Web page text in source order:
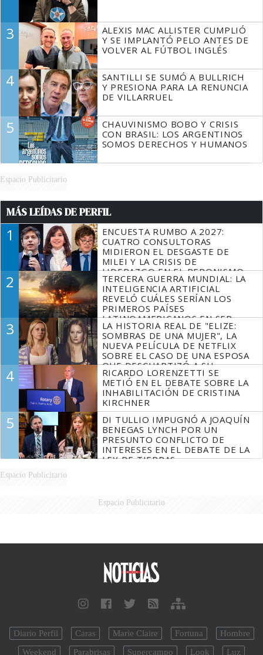
3
ALEXIS MAC ALLISTER CUMPLIÓ
Y SE IMPLANTÓ PELO ANTES DE
VOLVER AL FÚTBOL INGLÉS
4
SANTILLI SE SUMÓ A BULLRICH
Y PRESIONA PARA LA RENUNCIA
DE VILLARRUEL
5
CHAUVINISMO BOBO Y CRISIS
CON BRASIL: LOS ARGENTINOS
SOMOS DERECHOS Y HUMANOS
Espacio Publicitario
MÁS LEÍDAS DE PERFIL
1
ENCUESTA RUMBO A 2027:
CUATRO CONSULTORAS
MIDIERON EL DESGASTE DE
MILEI Y LA CRISIS DE
LIDERAZGO EN EL PERONISMO
2
TERCERA GUERRA MUNDIAL: LA
INTELIGENCIA ARTIFICIAL
REVELÓ CUÁLES SERÍAN LOS
PRIMEROS PAÍSES
LATINOAMERICANOS EN SER
DERROTADOS
3
LA HISTORIA REAL DE "ELIZE:
SOMBRAS DE UNA MUJER", LA
NUEVA PELÍCULA DE NETFLIX
SOBRE EL CASO DE UNA ESPOSA
QUE DESCUARTIZÓ A SU
MARIDO
4
RICARDO LORENZETTI SE
METIÓ EN EL DEBATE SOBRE LA
INHABILITACIÓN DE CRISTINA
KIRCHNER
5
DI TULLIO IMPUGNÓ A JOAQUÍN
BENEGAS LYNCH POR UN
PRESUNTO CONFLICTO DE
INTERESES EN EL DEBATE DE LA
LEY DE TIERRAS
Espacio Publicitario
Espacio Publicitario
Diario Perfil Caras Marie Claire Fortuna
Hombre
Weekend
Parabrisas Supercampo Look Luz